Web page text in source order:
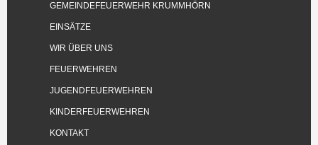
GEMEINDEFEUERWEHR KRUMMHÖRN
EINSÄTZE
WIR ÜBER UNS
FEUERWEHREN
JUGENDFEUERWEHREN
KINDERFEUERWEHREN
KONTAKT